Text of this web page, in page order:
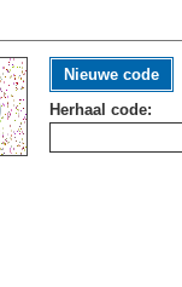
Nieuwe code
Herhaal code: